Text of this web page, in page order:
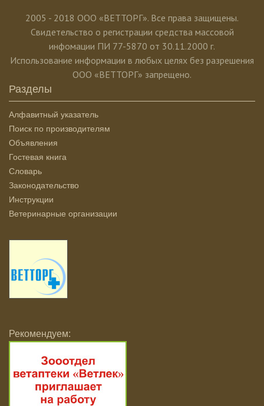
2005 - 2018 ООО «ВЕТТОРГ». Все права защищены.
Свидетельство о регистрации средства массовой
инфомации ПИ 77-5870 от 30.11.2000 г.
Использование информации в любых целях без разрешения
ООО «ВЕТТОРГ» запрещено.
Разделы
Алфавитный указатель
Поиск по производителям
Объявления
Гостевая книга
Словарь
Законодательство
Инструкции
Ветеринарные организации
Рекомендуем: